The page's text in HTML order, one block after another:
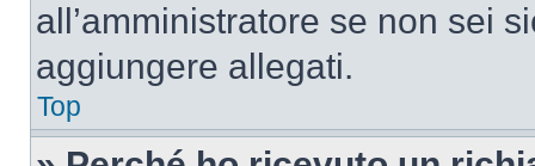
all’amministratore se non sei
aggiungere allegati.
Top